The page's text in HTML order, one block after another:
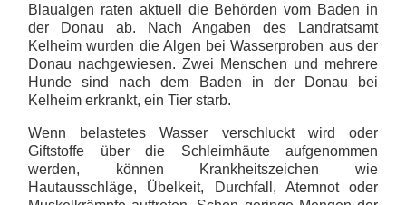
Blaualgen raten aktuell die Behörden vom Baden in
der Donau ab. Nach Angaben des Landratsamt
Kelheim wurden die Algen bei Wasserproben aus der
Donau nachgewiesen. Zwei Menschen und mehrere
Hunde sind nach dem Baden in der Donau bei
Kelheim erkrankt, ein Tier starb.
Wenn belastetes Wasser verschluckt wird oder
Giftstoffe über die Schleimhäute aufgenommen
werden, können Krankheitszeichen wie
Hautausschläge, Übelkeit, Durchfall, Atemnot oder